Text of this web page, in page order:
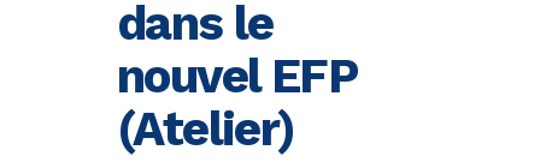
dans le
nouvel EFP
(Atelier)